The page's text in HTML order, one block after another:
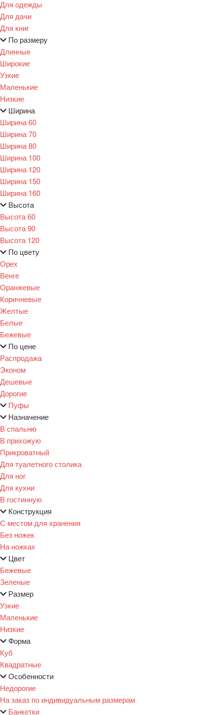
Для одежды
Для дачи
Для книг
По размеру
Длинные
Широкие
Узкие
Маленькие
Низкие
Ширина
Ширина 60
Ширина 70
Ширина 80
Ширина 100
Ширина 120
Ширина 150
Ширина 160
Высота
Высота 60
Высота 90
Высота 120
По цвету
Орех
Венге
Оранжевые
Коричневые
Желтые
Белые
Бежевые
По цене
Распродажа
Эконом
Дешевые
Дорогие
Пуфы
Назначение
В спальню
В прихожую
Прикроватный
Для туалетного столика
Для ног
Для кухни
В гостинную
Конструкция
С местом для хранения
Без ножек
На ножках
Цвет
Бежевые
Зеленые
Размер
Узкие
Маленькие
Низкие
Форма
Куб
Квадратные
Особенности
Недорогие
На заказ по индивидуальным размерам
Банкетки